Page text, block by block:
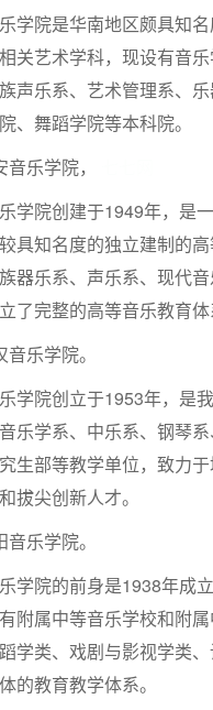
学院是华南地区颇具知
关艺术学科，现设有音
声乐系、艺术管理系、
、舞蹈学院等本科院。
乐学院，
学院创建于1949年，是
具知名度的独立建制的
器乐系、声乐系、现代
了完整的高等音乐教育
乐学院。
学院创立于1953年，是
乐学系、中乐系、钢琴
生部等教学单位，致力
拔尖创新人才。
乐学院。
学院的前身是1938年成
附属中等音乐学校和附
学类、戏剧与影视学类
的教育教学体系。